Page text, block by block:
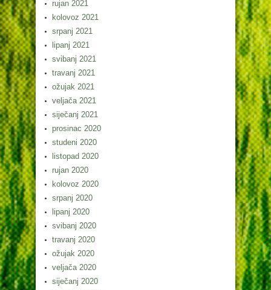
rujan 2021
kolovoz 2021
srpanj 2021
lipanj 2021
svibanj 2021
travanj 2021
ožujak 2021
veljača 2021
siječanj 2021
prosinac 2020
studeni 2020
listopad 2020
rujan 2020
kolovoz 2020
srpanj 2020
lipanj 2020
svibanj 2020
travanj 2020
ožujak 2020
veljača 2020
siječanj 2020